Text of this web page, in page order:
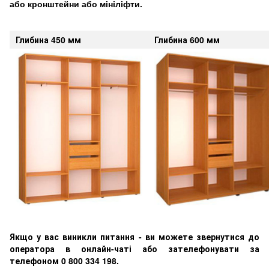
або кронштейни або мініліфти.
Глибина 450 мм Глибина 600 мм
Якщо у вас виникли питання - ви можете звернутися до
оператора в онлайн-чаті або зателефонувати за
телефоном 0 800 334 198.